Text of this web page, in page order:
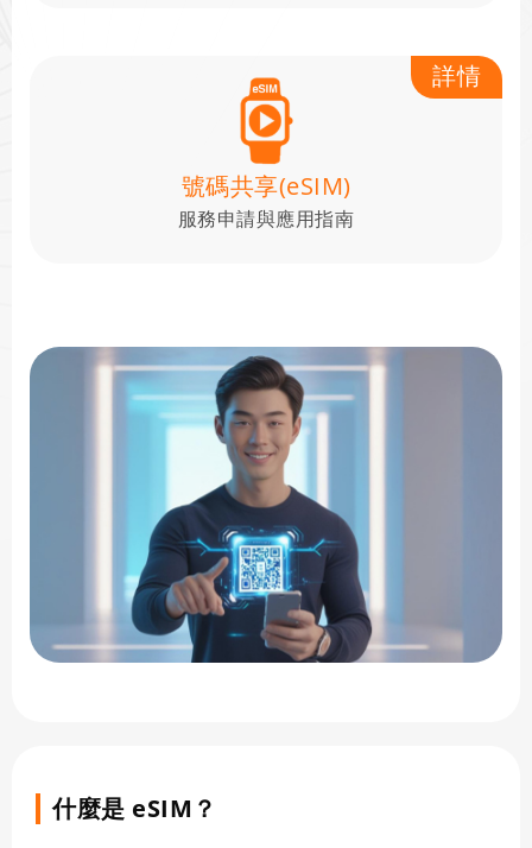
詳情
號碼共享(eSIM)
服務申請與應用指南
什麼是 eSIM？